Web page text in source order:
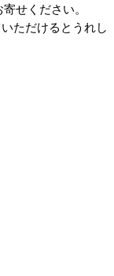
せください。
ただけるとうれし